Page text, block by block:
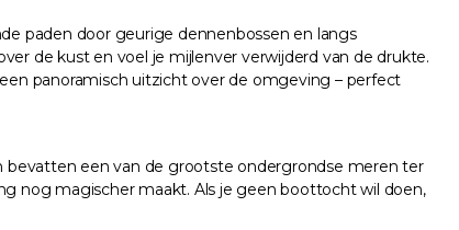
paden door geurige dennenbossen en langs
de kust en voel je mijlenver verwijderd van de drukte.
panoramisch uitzicht over de omgeving – perfect
bevatten een van de grootste ondergrondse meren ter
nog magischer maakt. Als je geen boottocht wil doen,